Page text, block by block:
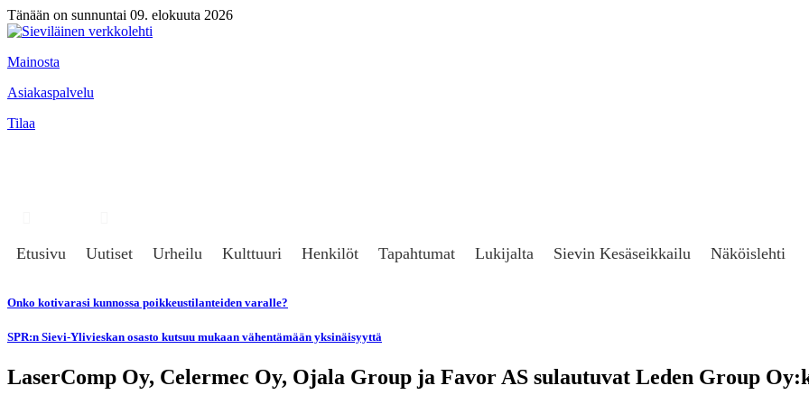
Tänään on sunnuntai 09. elokuuta 2026
Mainosta
Asiakaspalvelu
Tilaa
Etusivu Uutiset Urheilu Kulttuuri Henkilöt Tapahtumat Lukijalta Sievin Kesäseikkailu Näköislehti
Onko kotivarasi kunnossa poikkeustilanteiden varalle?
SPR:n Sievi-Ylivieskan osasto kutsuu mukaan vähentämään yksinäisyyttä
LaserComp Oy, Celermec Oy, Ojala Group ja Favor AS sulautuvat Leden Group